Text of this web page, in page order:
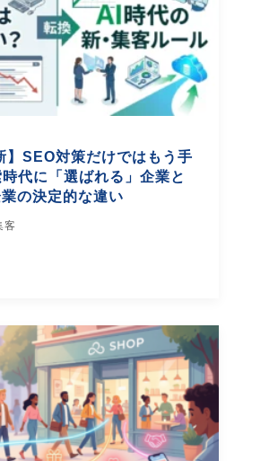
】SEO対策だけではもう手
代に「選ばれる」企業と
業の決定的な違い
客